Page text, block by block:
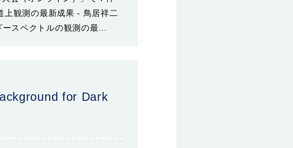
観測の最新成果 - 鳥居祥二
スペクトルの観測の最…
for Dark